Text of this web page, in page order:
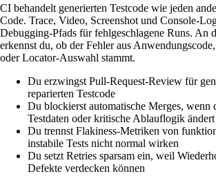
CI behandelt generierten Testcode wie jeden
Code. Trace, Video, Screenshot und Console-
Debugging-Pfads für fehlgeschlagene Runs. An
erkennst du, ob der Fehler aus
oder Locator-Auswahl stammt.
Du erzwingst Pull-Request-Review für
reparierten Testcode
Du blockierst automatische Merges, wenn
Testdaten oder kritische Ablauflogik ändert
Du trennst Flakiness-Metriken von
instabile Tests nicht normal wirken
Du setzt Retries sparsam ein, weil
Defekte verdecken können